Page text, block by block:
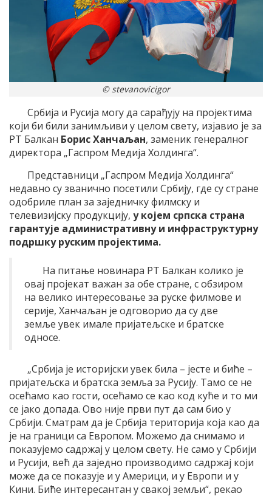
© stevanovicigor
Србија и Русија могу да сарађују на пројектима
који би били занимљиви у целом свету, изјавио је за
РТ Балкан Борис Ханчаљан, заменик генералног
директора „Гаспром Медија Холдинга“.
Представници „Гаспром Медија Холдинга“
недавно су званично посетили Србију, где су стране
одобриле план за заједничку филмску и
телевизијску продукцију, у којем српска страна
гарантује административну и инфраструктурну
подршку руским пројектима.
На питање новинара РТ Балкан колико је
овај пројекат важан за обе стране, с обзиром
на велико интересовање за руске филмове и
серије, Ханчаљан је одговорио да су две
земље увек имале пријатељске и братске
односе.
„Србија је историјски увек била – јесте и биће –
пријатељска и братска земља за Русију. Тамо се не
осећамо као гости, осећамо се као код куће и то ми
се јако допада. Ово није први пут да сам био у
Србији. Сматрам да је Србија територија која као да
је на граници са Европом. Можемо да снимамо и
показујемо садржај у целом свету. Не само у Србији
и Русији, већ да заједно производимо садржај који
може да се показује и у Америци, и у Европи и у
Кини. Биће интересантан у свакој земљи“, рекао